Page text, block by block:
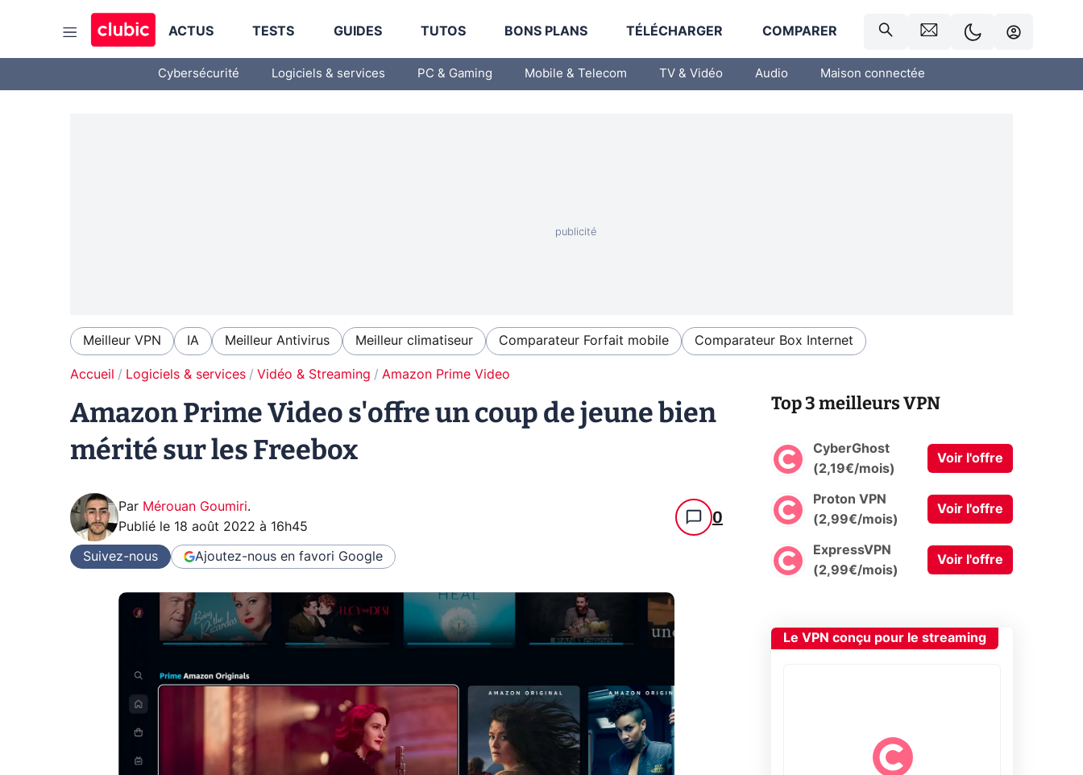
ACTUS TESTS GUIDES TUTOS BONS PLANS TÉLÉCHARGER COMPARER
Cybersécurité Logiciels & services PC & Gaming Mobile & Telecom TV & Vidéo Audio Maison connectée
Meilleur VPN IA Meilleur Antivirus Meilleur climatiseur Comparateur Forfait mobile Comparateur Box Internet
Accueil Logiciels & services Vidéo & Streaming Amazon Prime Video
Amazon Prime Video s'offre un coup de jeune bien
mérité sur les Freebox
Par Mérouan Goumiri.
Publié le 18 août 2022 à 16h45 0
Suivez-nous Ajoutez-nous en favori Google
Top 3 meilleurs VPN
CyberGhost
(2,19€/mois)
Voir l'offre
Proton VPN
(2,99€/mois)
Voir l'offre
ExpressVPN
(2,99€/mois)
Voir l'offre
Le VPN conçu pour le streaming